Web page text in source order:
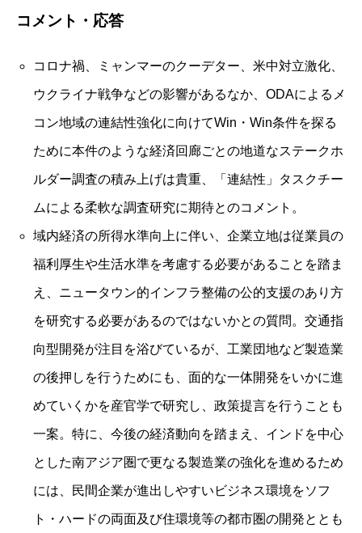
コメント・応答
コロナ禍、ミャンマーのクーデター、米中対立激化、
ウクライナ戦争などの影響があるなか、ODAによるメ
コン地域の連結性強化に向けてWin・Win条件を探る
ために本件のような経済回廊ごとの地道なステークホ
ルダー調査の積み上げは貴重、「連結性」タスクチー
ムによる柔軟な調査研究に期待とのコメント。
域内経済の所得水準向上に伴い、企業立地は従業員の
福利厚生や生活水準を考慮する必要があることを踏ま
え、ニュータウン的インフラ整備の公的支援のあり方
を研究する必要があるのではないかとの質問。交通指
向型開発が注目を浴びているが、工業団地など製造業
の後押しを行うためにも、面的な一体開発をいかに進
めていくかを産官学で研究し、政策提言を行うことも
一案。特に、今後の経済動向を踏まえ、インドを中心
とした南アジア圏で更なる製造業の強化を進めるため
には、民間企業が進出しやすいビジネス環境をソフ
ト・ハードの両面及び住環境等の都市圏の開発ととも